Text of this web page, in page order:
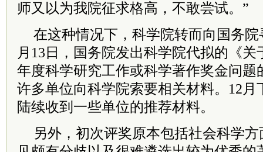
师又以为我院征求格高，不敢尝试。”
在这种情况下，科学院转而向国务院
月13日，国务院发出科学院代拟的《
年度科学研究工作或科学著作奖金问题
许多单位向科学院索要相关材料。12月
陆续收到一些单位的推荐材料。
另外，初次评奖原本包括社会科学